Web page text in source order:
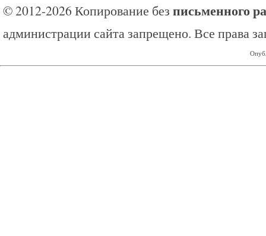
© 2012-2026 Копирование без письменного
администрации сайта запрещено. Все права